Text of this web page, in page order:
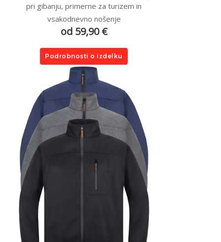
pri gibanju, primerne za turizem in
vsakodnevno nošenje
od 59,90 €
Podrobnosti o izdelku